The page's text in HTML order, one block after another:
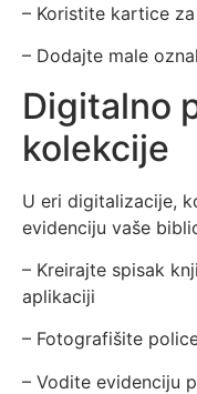
– Koristite kartice
– Dodajte male
Digitalno
kolekcije
U eri digitalizacije,
evidenciju vaše
– Kreirajte spisak
aplikaciji
– Fotografišite
– Vodite evidenciju